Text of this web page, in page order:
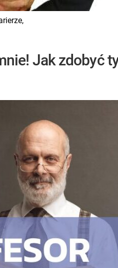
Jak zdobyć